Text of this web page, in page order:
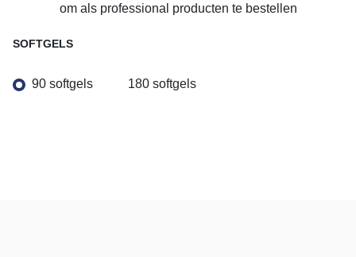
om als professional producten te bestellen
SOFTGELS
90 softgels 180 softgels